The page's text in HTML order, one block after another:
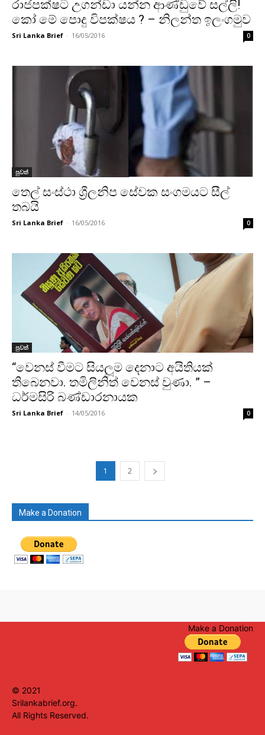
රාජපක්ෂට උගන්ඩා යන්න ආණ්ඩුවේ සල්ලි!
කෝ මේ පොදු විපක්ෂය ? – නිලන්ත ඉලංගමුව
Sri Lanka Brief - 16/05/2016 0
පුවත්
තෙල් සංස්‌ථා ශ්‍රීලනිප සේවක සංගමයට සීල්
තබයි
Sri Lanka Brief - 16/05/2016 0
පුවත්
“වෙනස් වීමට සියලූම දෙනාට අයිතියක්
තිබෙනවා. තමිලිනිත් වෙනස් වුණා. ” –
ධර්මසිරි බණ්ඩාරනායක
Sri Lanka Brief - 14/05/2016 0
1 2
Make a Donation
Make a Donation
© 2021
Srilankabrief.org.
All Rights Reserved.